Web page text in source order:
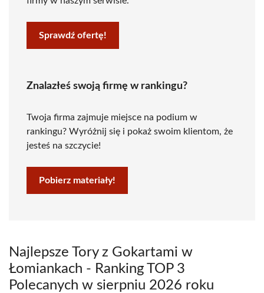
Sprawdź ofertę!
Znalazłeś swoją firmę w rankingu?
Twoja firma zajmuje miejsce na podium w
rankingu? Wyróżnij się i pokaż swoim klientom, że
jesteś na szczycie!
Pobierz materiały!
Najlepsze Tory z Gokartami w
Łomiankach - Ranking TOP 3
Polecanych w sierpniu 2026 roku